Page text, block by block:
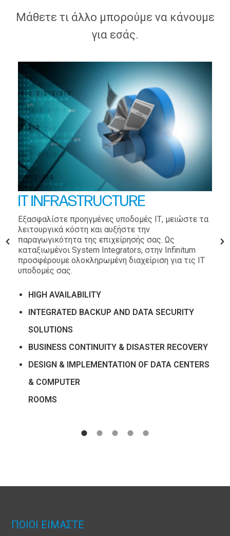
Μάθετε τι άλλο μπορούμε να κάνουμε
για εσάς.
IT INFRASTRUCTURE
Εξασφαλίστε προηγμένες υποδομές ΙΤ, μειώστε τα
λειτουργικά κόστη και αυξήστε την
παραγωγικότητα της επιχείρησής σας. Ως
καταξιωμένοι System Integrators, στην Infinitum
προσφέρουμε ολοκληρωμένη διαχείριση για τις ΙΤ
υποδομές σας.
HIGH AVAILABILITY
INTEGRATED BACKUP AND DATA SECURITY
SOLUTIONS
BUSINESS CONTINUITY & DISASTER RECOVERY
DESIGN & IMPLEMENTATION OF DATA CENTERS
& COMPUTER
ROOMS
ΠΟΙΟΙ ΕΙΜΑΣΤΕ